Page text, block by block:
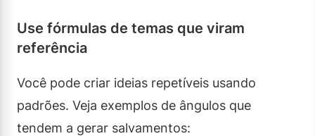
Use fórmulas de temas que viram
referência
Você pode criar ideias repetíveis usando
padrões. Veja exemplos de ângulos que
tendem a gerar salvamentos: